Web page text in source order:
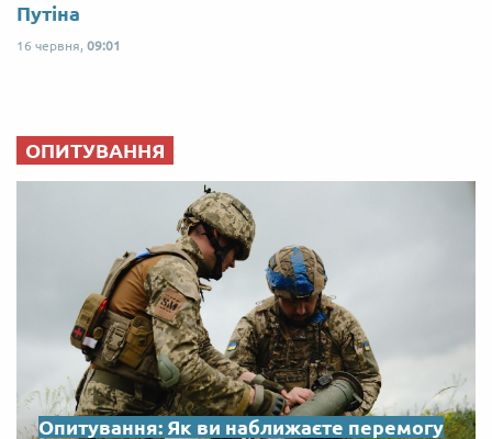
Путіна
16 червня, 09:01
ОПИТУВАННЯ
Опитування: Як ви наближаєте перемогу